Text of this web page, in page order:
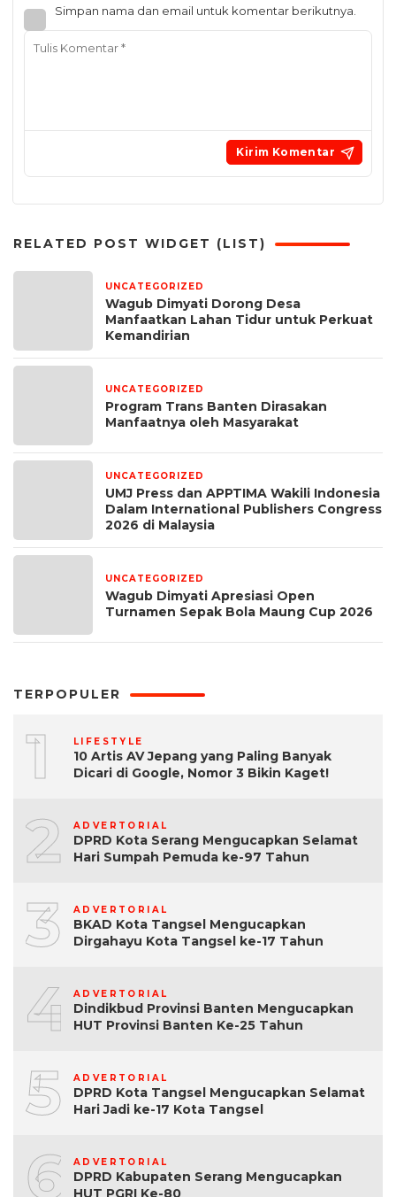
Simpan nama dan email untuk komentar berikutnya.
RELATED POST WIDGET (LIST)
UNCATEGORIZED
Wagub Dimyati Dorong Desa
Manfaatkan Lahan Tidur untuk Perkuat
Kemandirian
UNCATEGORIZED
Program Trans Banten Dirasakan
Manfaatnya oleh Masyarakat
UNCATEGORIZED
UMJ Press dan APPTIMA Wakili Indonesia
Dalam International Publishers Congress
2026 di Malaysia
UNCATEGORIZED
Wagub Dimyati Apresiasi Open
Turnamen Sepak Bola Maung Cup 2026
TERPOPULER
1 LIFESTYLE
10 Artis AV Jepang yang Paling Banyak
Dicari di Google, Nomor 3 Bikin Kaget!
2 ADVERTORIAL
DPRD Kota Serang Mengucapkan Selamat
Hari Sumpah Pemuda ke-97 Tahun
3 ADVERTORIAL
BKAD Kota Tangsel Mengucapkan
Dirgahayu Kota Tangsel ke-17 Tahun
4 ADVERTORIAL
Dindikbud Provinsi Banten Mengucapkan
HUT Provinsi Banten Ke-25 Tahun
5 ADVERTORIAL
DPRD Kota Tangsel Mengucapkan Selamat
Hari Jadi ke-17 Kota Tangsel
6 ADVERTORIAL
DPRD Kabupaten Serang Mengucapkan
HUT PGRI Ke-80